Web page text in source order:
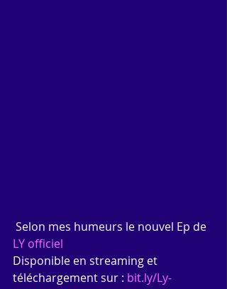
Selon mes humeurs le nouvel Ep de
LY officiel
Disponible en streaming et
téléchargement sur : bit.ly/Ly-